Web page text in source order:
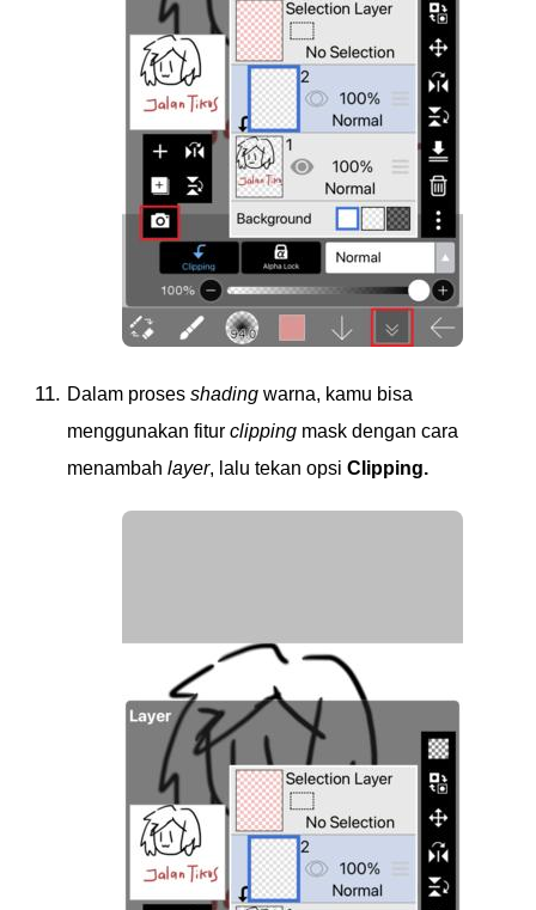
Dalam proses shading warna, kamu bisa
menggunakan fitur clipping mask dengan cara
menambah layer, lalu tekan opsi Clipping.